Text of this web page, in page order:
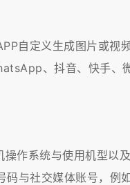
自定义生成图片或视
、抖音、快手、
操作系统与使用机型以
码与社交媒体账号，例